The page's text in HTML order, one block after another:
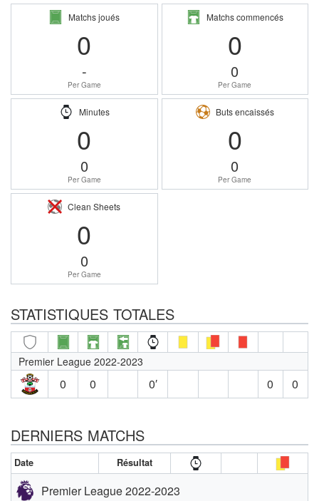
Matchs joués
0
-
Per Game
Matchs commencés
0
0
Per Game
Minutes
0
0
Per Game
Buts encaissés
0
0
Per Game
Clean Sheets
0
0
Per Game
STATISTIQUES TOTALES
Premier League 2022-2023
0 0 0′ 0 0
DERNIERS MATCHS
Date Résultat
Premier League 2022-2023